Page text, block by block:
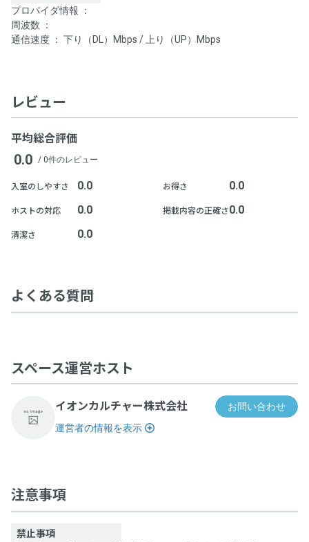
プロバイダ情報 ：
周波数 ：
通信速度 ： 下り（DL）Mbps / 上り（UP）Mbps
レビュー
平均総合評価
0.0 / 0件のレビュー
入室のしやすさ 0.0
ホストの対応 0.0
清潔さ 0.0
お得さ 0.0
掲載内容の正確さ 0.0
よくある質問
スペース運営ホスト
イオンカルチャー株式会社
お問い合わせ
運営者の情報を表示
注意事項
禁止事項